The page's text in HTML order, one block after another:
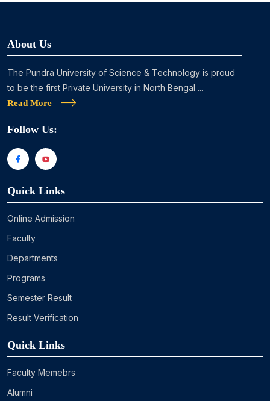
About Us
The Pundra University of Science & Technology is proud
to be the first Private University in North Bengal ...
Read More
Follow Us:
Quick Links
Online Admission
Faculty
Departments
Programs
Semester Result
Result Verification
Quick Links
Faculty Memebrs
Alumni